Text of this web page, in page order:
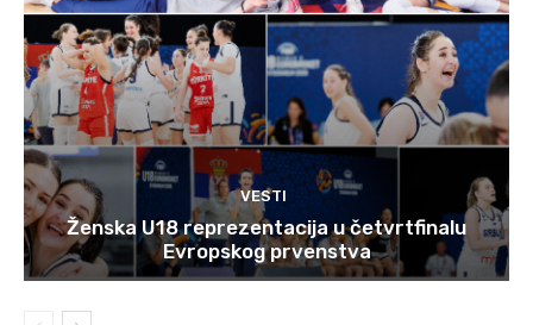
VESTI
Ženska U18 reprezentacija u četvrtfinalu
Evropskog prvenstva